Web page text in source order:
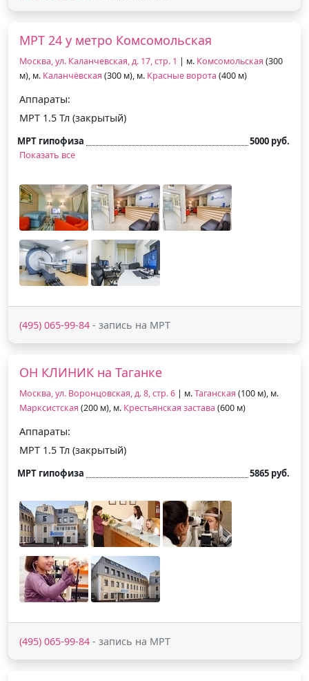
МРТ 24 у метро Комсомольская
Москва, ул. Каланчевская, д. 17, стр. 1 | м. Комсомольская (300
м), м. Каланчёвская (300 м), м. Красные ворота (400 м)
Аппараты:
МРТ 1.5 Тл (закрытый)
МРТ гипофиза
5000 руб.
Показать все
(495) 065-99-84 - запись на МРТ
ОН КЛИНИК на Таганке
Москва, ул. Воронцовская, д. 8, стр. 6 | м.Таганская (100 м), м.
Марксистская (200 м), м. Крестьянская застава (600 м)
Аппараты:
МРТ 1.5 Тл (закрытый)
МРТ гипофиза 5865 руб.
(495) 065-99-84 - запись на МРТ